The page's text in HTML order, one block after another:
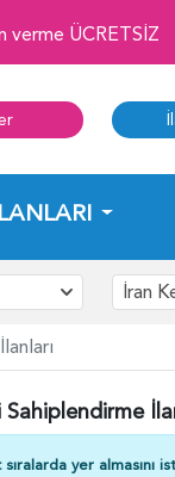
verme ÜCRETSİZ
İran
sıralarda yer almasını